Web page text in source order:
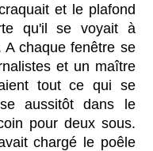
et le plafond
qu'il se voyait à
chaque fenêtre se
et un maître
tout ce qui se
aussitôt dans le
pour deux sous.
chargé le poêle